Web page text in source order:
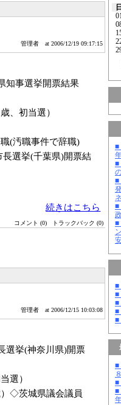
01
■
■
■
■
■
■
■
■
■
■
■
■
■
管理者 at 2006/12/19 09:17:15
知事選挙開票結果
、初当選）
(汚職事件で辞職)
選挙(千葉県)開票結
続きはこちら
コメント (0) トラックバック (0)
管理者 at 2006/12/15 10:03:08
選挙(神奈川県)開票
選）
◇茨城県議会議員